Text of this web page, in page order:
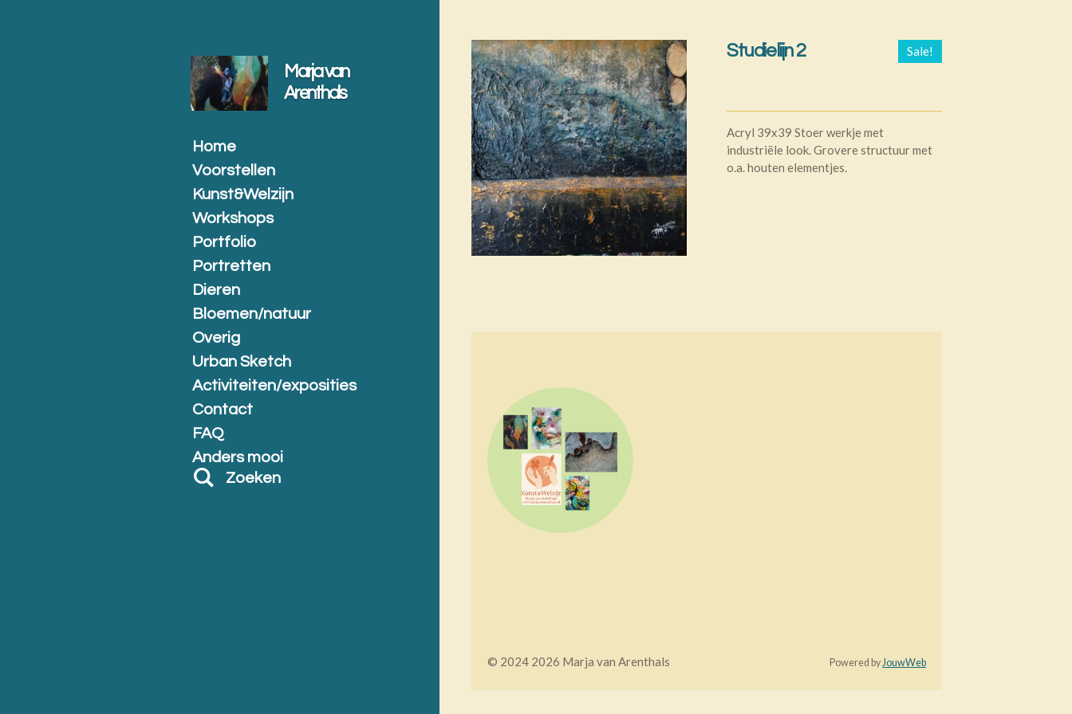
Studielijn 2 Sale!
Acryl 39x39 Stoer werkje met
industriële look. Grovere structuur met
o.a. houten elementjes.
© 2024 2026 Marja van Arenthals Powered byJouwWeb
Marja van
Arenthals
Home
Voorstellen
Kunst&Welzijn
Workshops
Portfolio
Portretten
Dieren
Bloemen/natuur
Overig
Urban Sketch
Activiteiten/exposities
Contact
FAQ
Anders mooi
Zoeken